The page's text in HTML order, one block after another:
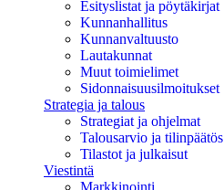
Esityslistat ja pöytäkirjat
Kunnanhallitus
Kunnanvaltuusto
Lautakunnat
Muut toimielimet
Sidonnaisuusilmoitukset
Strategia ja talous
Strategiat ja ohjelmat
Talousarvio ja tilinpäätös
Tilastot ja julkaisut
Viestintä
Markkinointi